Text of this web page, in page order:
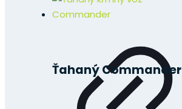
Ťahaný Commander